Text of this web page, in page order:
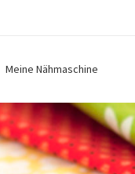
Meine Nähmaschine